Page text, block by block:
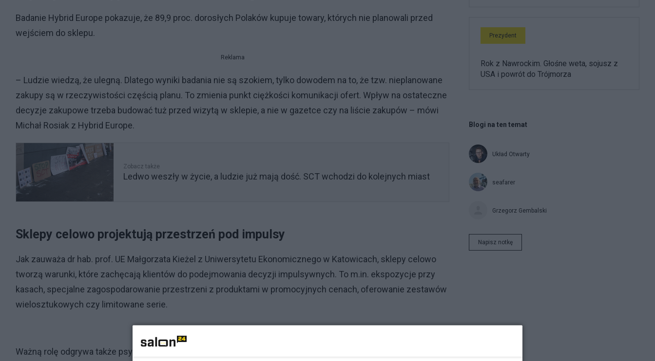
Badanie Hybrid Europe pokazuje, że 89,9 proc. dorosłych Polaków kupuje towary, których nie planowali przed
wejściem do sklepu.
Reklama
– Ludzie wiedzą, że ulegną. Dlatego wyniki badania nie są szokiem, tylko dowodem na to, że tzw. nieplanowane
zakupy są w rzeczywistości częścią planu. To zmienia punkt ciężkości komunikacji ofert. Wpływ na ostateczne
decyzje zakupowe trzeba budować tuż przed wizytą w sklepie, a nie w gazetce czy na liście zakupów – mówi
Michał Rosiak z Hybrid Europe.
Zobacz także
Ledwo weszły w życie, a ludzie już mają dość. SCT wchodzi do kolejnych miast
Sklepy celowo projektują przestrzeń pod impulsy
Jak zauważa dr hab. prof. UE Małgorzata Kieżel z Uniwersytetu Ekonomicznego w Katowicach, sklepy celowo
tworzą warunki, które zachęcają klientów do podejmowania decyzji impulsywnych. To m.in. ekspozycje przy
kasach, specjalne zagospodarowanie przestrzeni z produktami w promocyjnych cenach, oferowanie zestawów
wielosztukowych czy limitowane serie.
Ważną rolę odgrywa także psychologia konsumenta. Chęć skorzystania z okazji i efekt niedostępności są
Prezydent
Rok z Nawrockim. Głośne weta, sojusz z
USA i powrót do Trójmorza
Blogi na ten temat
Układ Otwarty
seafarer
Grzegorz Gembalski
Napisz notkę